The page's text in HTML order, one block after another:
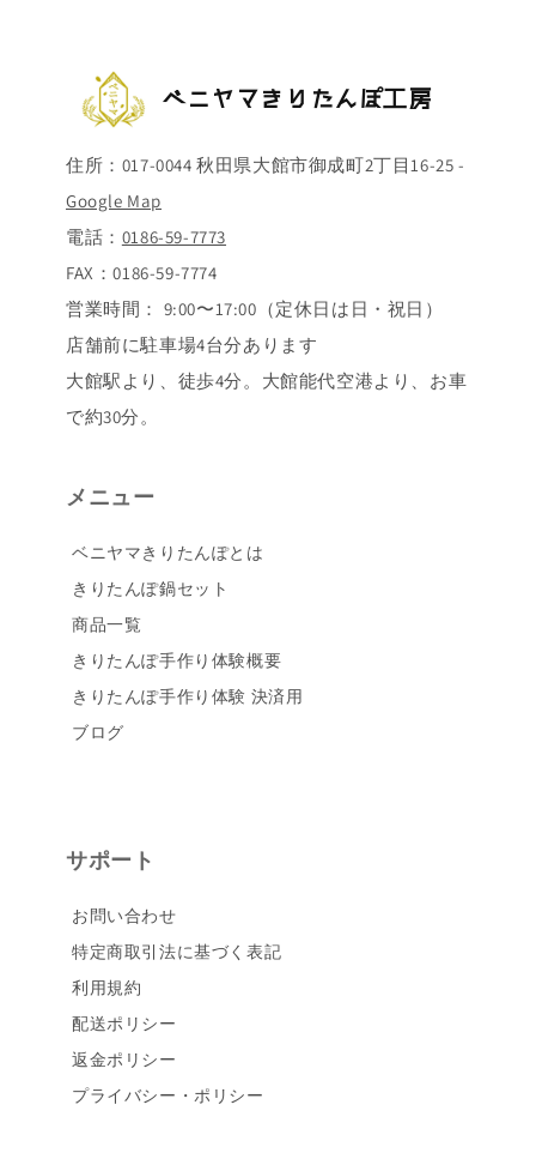
ベニヤマきりたんぽ工房
住所：017-0044 秋田県大館市御成町2丁目16-25 -
Google Map
電話： 0186-59-7773
FAX：0186-59-7774
営業時間： 9:00〜17:00（定休日は日・祝日）
店舗前に駐車場4台分あります
大館駅より、徒歩4分。大館能代空港より、お車
で約30分。
メニュー
ベニヤマきりたんぽとは
きりたんぽ鍋セット
商品一覧
きりたんぽ手作り体験概要
きりたんぽ手作り体験 決済用
ブログ
サポート
お問い合わせ
特定商取引法に基づく表記
利用規約
配送ポリシー
返金ポリシー
プライバシー・ポリシー